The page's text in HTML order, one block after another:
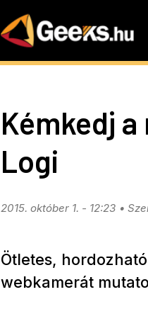
Kémkedj
Logi
2015. október 1. - 12:23
Ötletes,
webkamerát